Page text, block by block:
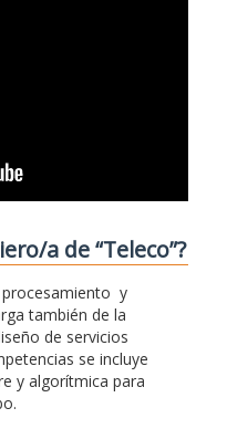
a de “Teleco”?
procesamiento y
también de la
de servicios
se incluye
y algorítmica para